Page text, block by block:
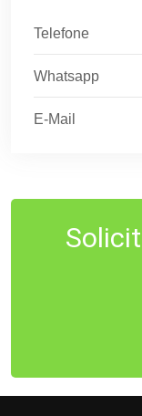
Telefone
Whatsapp
E-Mail